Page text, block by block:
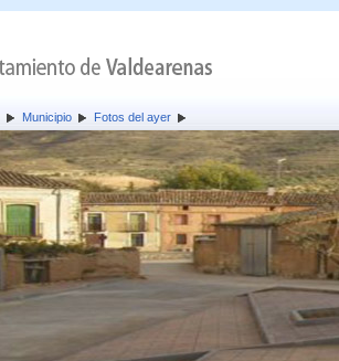
Municipio Fotos del ayer